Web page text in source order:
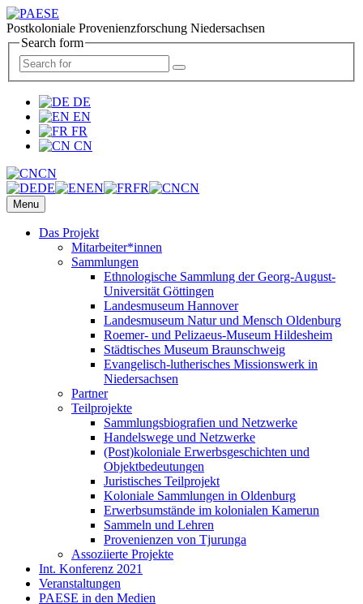
Postkoloniale Provenienzforschung Niedersachsen
Search form
DE
EN
FR
CN
CN
DE
EN FR CN
Menu
Das Projekt
Mitarbeiter*innen
Sammlungen
Ethnologische Sammlung der Georg-August-
Universität Göttingen
Landesmuseum Hannover
Landesmuseum Natur und Mensch Oldenburg
Roemer- und Pelizaeus-Museum Hildesheim
Städtisches Museum Braunschweig
Evangelisch-lutherisches Missionswerk in
Niedersachsen
Partner
Teilprojekte
Sammlungsbiografien und Netzwerke
Handelswege und Netzwerke
(Post)koloniale Erwerbsgeschichten und
Objektbedeutungen
Juristisches Teilprojekt
Koloniale Sammlungen in Oldenburg
Erwerbsumstände im kolonialen Kamerun
Sammeln und Lehren
Provenienzen von Tjurunga
Assoziierte Projekte
Int. Konferenz 2021
Veranstaltungen
PAESE in den Medien